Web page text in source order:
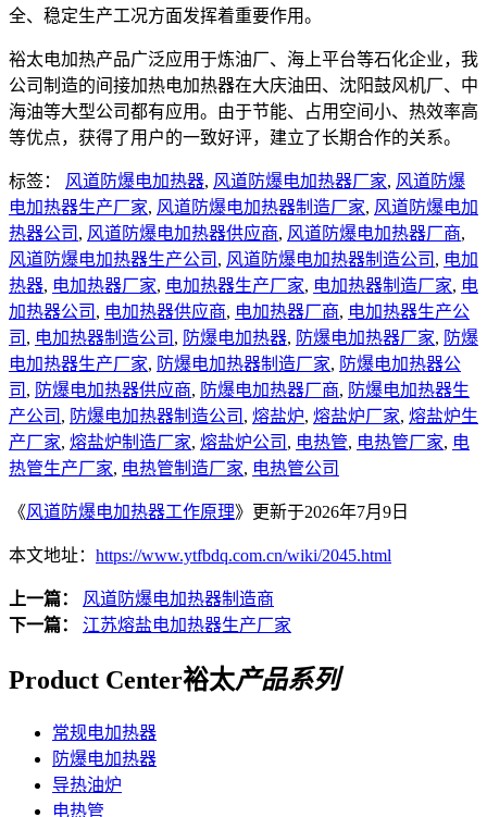
全、稳定生产工况方面发挥着重要作用。
裕太电加热产品广泛应用于炼油厂、海上平台等石化企业，我
公司制造的间接加热电加热器在大庆油田、沈阳鼓风机厂、中
海油等大型公司都有应用。由于节能、占用空间小、热效率高
等优点，获得了用户的一致好评，建立了长期合作的关系。
标签： 风道防爆电加热器, 风道防爆电加热器厂家, 风道防爆
电加热器生产厂家, 风道防爆电加热器制造厂家, 风道防爆电加
热器公司 , 风道防爆电加热器供应商, 风道防爆电加热器厂商,
风道防爆电加热器生产公司 , 风道防爆电加热器制造公司 , 电加
热器, 电加热器厂家, 电加热器生产厂家, 电加热器制造厂家, 电
加热器公司 , 电加热器供应商, 电加热器厂商, 电加热器生产公
司 , 电加热器制造公司 , 防爆电加热器, 防爆电加热器厂家, 防爆
电加热器生产厂家, 防爆电加热器制造厂家, 防爆电加热器公
司 , 防爆电加热器供应商, 防爆电加热器厂商, 防爆电加热器生
产公司 , 防爆电加热器制造公司 , 熔盐炉, 熔盐炉厂家, 熔盐炉生
产厂家, 熔盐炉制造厂家, 熔盐炉公司 , 电热管, 电热管厂家, 电
热管生产厂家, 电热管制造厂家, 电热管公司
《风道防爆电加热器工作原理》更新于2026年7月9日
本文地址： https://www.ytfbdq.com.cn/wiki/2045.html
上一篇：
风道防爆电加热器制造商
下一篇：
江苏熔盐电加热器生产厂家
Product Center裕太产品系列
常规电加热器
防爆电加热器
导热油炉
电热管